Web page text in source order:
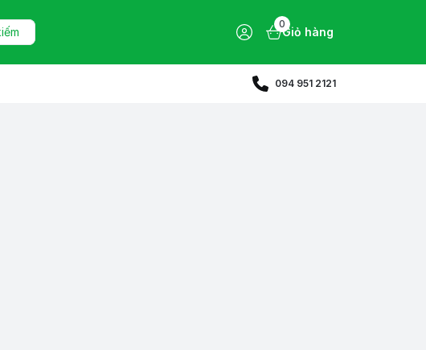
0
Giỏ hàng
094 951 2121